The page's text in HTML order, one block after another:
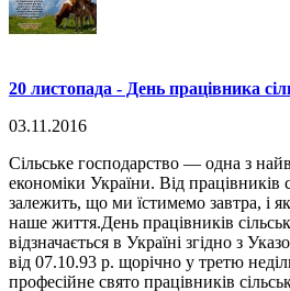
20 листопада - День працівника
03.11.2016
Сільське господарство — одна з
економіки України. Від працівників
залежить, що ми їстимемо завтра, і
наше життя.День працівників
відзначається в Україні згідно з
від 07.10.93 р. щорічно у третю
професійне свято працівників